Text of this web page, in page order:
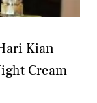
Kian
Cream